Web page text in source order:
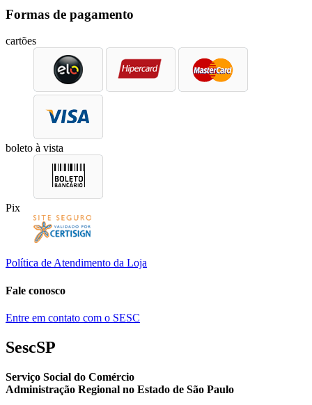
Formas de pagamento
cartões
boleto à vista
Pix
Política de Atendimento da Loja
Fale conosco
Entre em contato com o SESC
SescSP
Serviço Social do Comércio
Administração Regional no Estado de São Paulo